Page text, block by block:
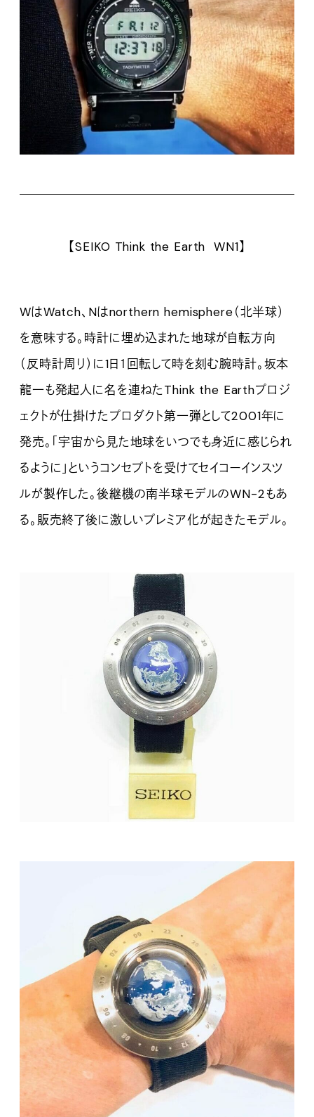
【SEIKO Think the Earth WN1】
WはWatch、Nはnorthern hemisphere（北半球）
を意味する。時計に埋め込まれた地球が自転方向
（反時計周り）に1日１回転して時を刻む腕時計。坂本
龍一も発起人に名を連ねたThink the Earthプロジ
ェクトが仕掛けたプロダクト第一弾として2001年に
発売。「宇宙から見た地球をいつでも身近に感じられ
るように」というコンセプトを受けてセイコーインスツ
ルが製作した。後継機の南半球モデルのWN-2もあ
る。販売終了後に激しいプレミア化が起きたモデル。